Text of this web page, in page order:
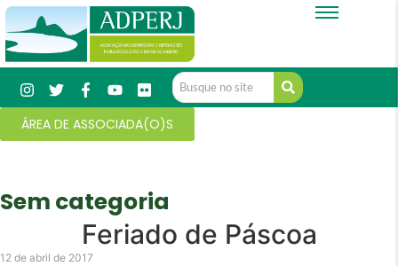
ÁREA DE ASSOCIADA(O)S
Sem categoria
Feriado de Páscoa
12 de abril de 2017